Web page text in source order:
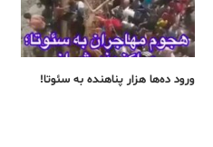
ورود ده‌ها هزار پناهنده به سئوتا!